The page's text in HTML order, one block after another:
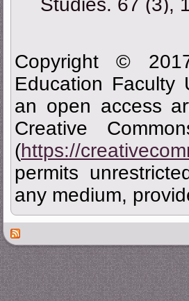
Studies. 67 (3),
Copyright ©
Education Faculty
an open access
Creative
(https://
permits
any medium,